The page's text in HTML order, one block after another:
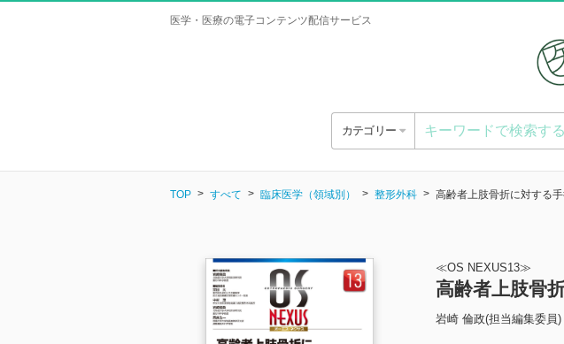
医学・医療の電子コンテンツ配信サービス
カテゴリー
TOP すべて 臨床医学（領域別） 整形外科 高齢者上肢骨折に対する
≪OS NEXUS13≫
高齢者上肢骨
岩崎 倫政(担当編集委員)